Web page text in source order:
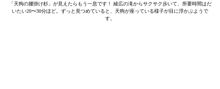
「天狗の腰掛け杉」が見えたらもう一息です！ 綾広の滝からサクサク歩いて、所要時間はだ
いたい20〜30分ほど。ずっと見つめていると、天狗が座っている様子が目に浮かぶようで
す。